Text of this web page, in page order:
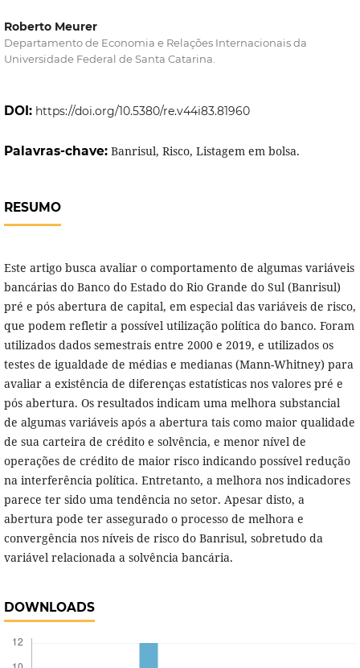
Roberto Meurer
Departamento de Economia e Relações Internacionais da
Universidade Federal de Santa Catarina.
DOI: https://doi.org/10.5380/re.v44i83.81960
Palavras-chave: Banrisul, Risco, Listagem em bolsa.
RESUMO
Este artigo busca avaliar o comportamento de algumas variáveis
bancárias do Banco do Estado do Rio Grande do Sul (Banrisul)
pré e pós abertura de capital, em especial das variáveis de risco,
que podem refletir a possível utilização política do banco. Foram
utilizados dados semestrais entre 2000 e 2019, e utilizados os
testes de igualdade de médias e medianas (Mann-Whitney) para
avaliar a existência de diferenças estatísticas nos valores pré e
pós abertura. Os resultados indicam uma melhora substancial
de algumas variáveis após a abertura tais como maior qualidade
de sua carteira de crédito e solvência, e menor nível de
operações de crédito de maior risco indicando possível redução
na interferência política. Entretanto, a melhora nos indicadores
parece ter sido uma tendência no setor. Apesar disto, a
abertura pode ter assegurado o processo de melhora e
convergência nos níveis de risco do Banrisul, sobretudo da
variável relacionada a solvência bancária.
DOWNLOADS